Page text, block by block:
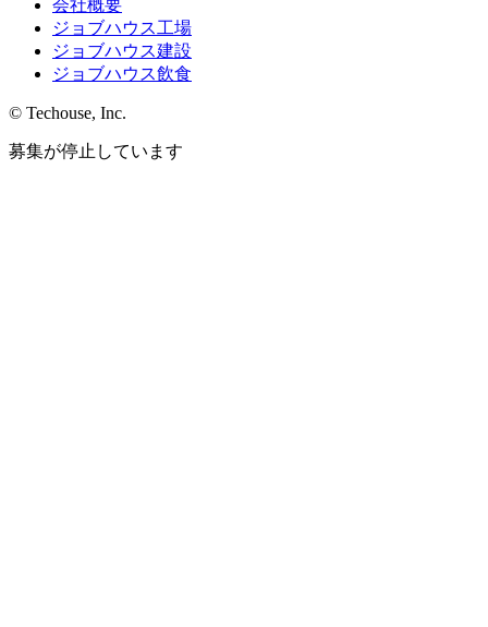
会社概要
ジョブハウス工場
ジョブハウス建設
ジョブハウス飲食
© Techouse, Inc.
募集が停止しています